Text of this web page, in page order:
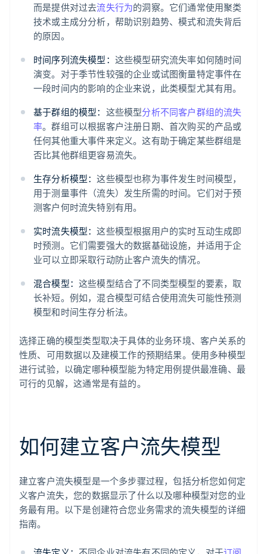
而是提供对过去流失行为的洞察。它们通常使用聚类
技术或主成分分析，帮助识别趋势、模式和流失背后
的原因。
时间序列流失模型： 这些模型研究流失率如何随时间
演变。对于季节性较强的企业或试图衡量特定事件在
一段时间内的影响的企业来说，此类模型尤其有用。
基于群组的模型： 这些模型分析不同客户群组的流失
率。群组可以根据客户注册日期、首次购买的产品或
任何其他重大事件来定义。这有助于确定某些群组是
否比其他群组更容易流失。
生存分析模型：这些模型也称为事件发生时间模型，
用于测量事件（流失）发生所需的时间。它们对于预
测客户何时流失特别有用。
实时流失模型：这些模型根据用户的实时互动生成即
时预测。它们需要强大的数据基础设施，并适用于企
业可以立即采取行动防止客户流失的情况。
混合模型： 这些模型结合了不同类型模型的要素，取
长补短。例如，混合模型可结合使用流失可能性预测
模型和时间生存分析法。
选择正确的模型类型取决于具体的业务环境、客户关系的
性质、可用数据以及建模工作的预期结果。使用多种模型
进行试验，以确定哪种模型能为特定用例提供最准确、最
可行的见解，这通常是有益的。
如何建立客户流失模型
建立客户流失模型是一个多步骤过程，包括分析您如何定
义客户流失，您的数据显示了什么以及哪种模型对您的业
务最有用。以下是创建符合您业务需求的流失模型的详细
指南。